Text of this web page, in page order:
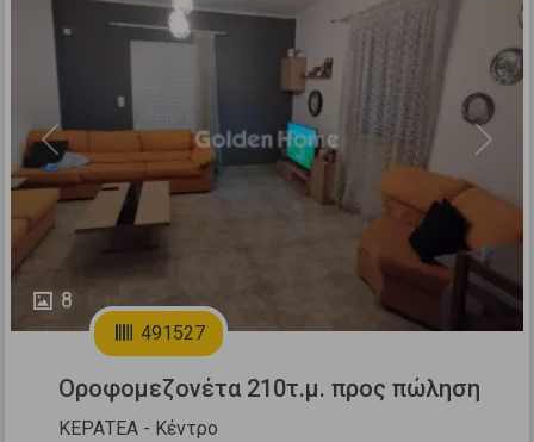
8
Previous Next
491527
Οροφομεζονέτα 210τ.μ. προς πώληση
ΚΕΡΑΤΕΑ - Κέντρο